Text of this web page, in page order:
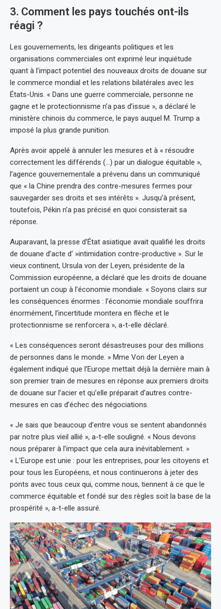
3. Comment les pays touchés ont-ils
réagi ?
Les gouvernements, les dirigeants politiques et les
organisations commerciales ont exprimé leur inquiétude
quant à l’impact potentiel des nouveaux droits de douane sur
le commerce mondial et les relations bilatérales avec les
États-Unis. « Dans une guerre commerciale, personne ne
gagne et le protectionnisme n’a pas d’issue », a déclaré le
ministère chinois du commerce, le pays auquel M. Trump a
imposé la plus grande punition.
Après avoir appelé à annuler les mesures et à « résoudre
correctement les différends (…) par un dialogue équitable »,
l’agence gouvernementale a prévenu dans un communiqué
que « la Chine prendra des contre-mesures fermes pour
sauvegarder ses droits et ses intérêts ». Jusqu’à présent,
toutefois, Pékin n’a pas précisé en quoi consisterait sa
réponse.
Auparavant, la presse d’État asiatique avait qualifié les droits
de douane d’acte d' »intimidation contre-productive ». Sur le
vieux continent, Ursula von der Leyen, présidente de la
Commission européenne, a déclaré que les droits de douane
portaient un coup à l’économie mondiale. « Soyons clairs sur
les conséquences énormes : l’économie mondiale souffrira
énormément, l’incertitude montera en flèche et le
protectionnisme se renforcera », a-t-elle déclaré.
« Les conséquences seront désastreuses pour des millions
de personnes dans le monde. » Mme Von der Leyen a
également indiqué que l’Europe mettait déjà la dernière main à
son premier train de mesures en réponse aux premiers droits
de douane sur l’acier et qu’elle préparait d’autres contre-
mesures en cas d’échec des négociations.
« Je sais que beaucoup d’entre vous se sentent abandonnés
par notre plus vieil allié », a-t-elle souligné. « Nous devons
nous préparer à l’impact que cela aura inévitablement. »
« L’Europe est unie : pour les entreprises, pour les citoyens et
pour tous les Européens, et nous continuerons à jeter des
ponts avec tous ceux qui, comme nous, tiennent à ce que le
commerce équitable et fondé sur des règles soit la base de la
prospérité », a-t-elle assuré.